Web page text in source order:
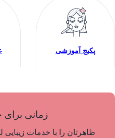
پکیج آموزشی
زمانی
ظاهرتان را با خدمات زیبایی